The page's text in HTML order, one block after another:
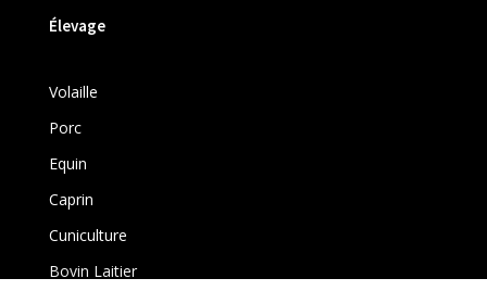
Élevage
Volaille
Porc
Equin
Caprin
Cuniculture
Bovin Laitier